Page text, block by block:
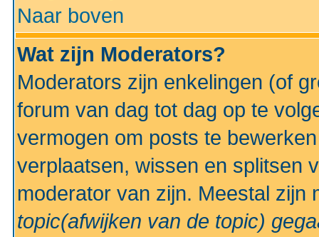
Naar boven
Wat zijn Moderators?
Moderators zijn enkelingen (of
forum van dag tot dag op te
vermogen om posts te
verplaatsen, wissen en splitsen
moderator van zijn. Meestal
topic(afwijken van de topic)